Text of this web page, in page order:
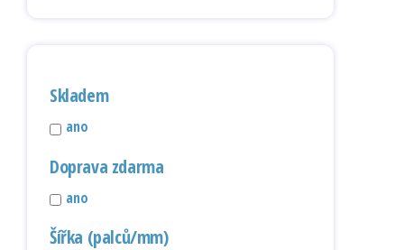
Skladem
ano
Doprava zdarma
ano
Šířka (palců/mm)